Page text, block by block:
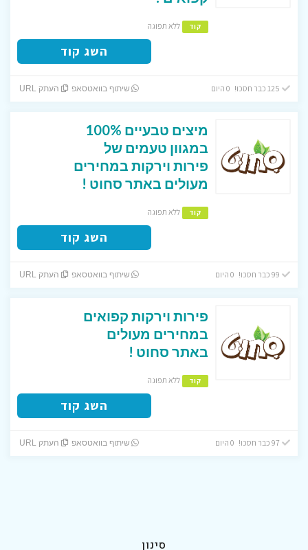
קוד ללא תפוגה
השג קוד
שיתוף בוואטסאפ העתק URL
מיצים טבעיים 100%
במגוון טעמים של
פירות וירקות במחירים
מעולים באתר סחוט !
קוד ללא תפוגה
השג קוד
שיתוף בוואטסאפ העתק URL
פירות וירקות קפואים
במחירים מעולים
באתר סחוט !
קוד ללא תפוגה
השג קוד
שיתוף בוואטסאפ העתק URL
סינון